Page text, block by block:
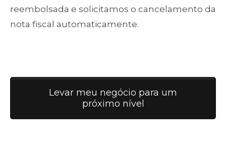
reembolsada e solicitamos o cancelamento da
nota fiscal automaticamente.
Levar meu negócio para um
próximo nível